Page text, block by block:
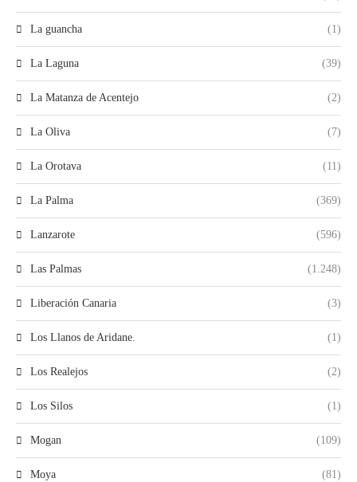
La guancha (1)
La Laguna (39)
La Matanza de Acentejo (2)
La Oliva (7)
La Orotava (11)
La Palma (369)
Lanzarote (596)
Las Palmas (1.248)
Liberación Canaria (3)
Los Llanos de Aridane. (1)
Los Realejos (2)
Los Silos (1)
Mogan (109)
Moya (81)